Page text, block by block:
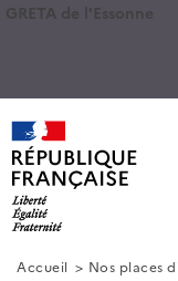
GRETA de l'Essonne
Accueil
Nos places